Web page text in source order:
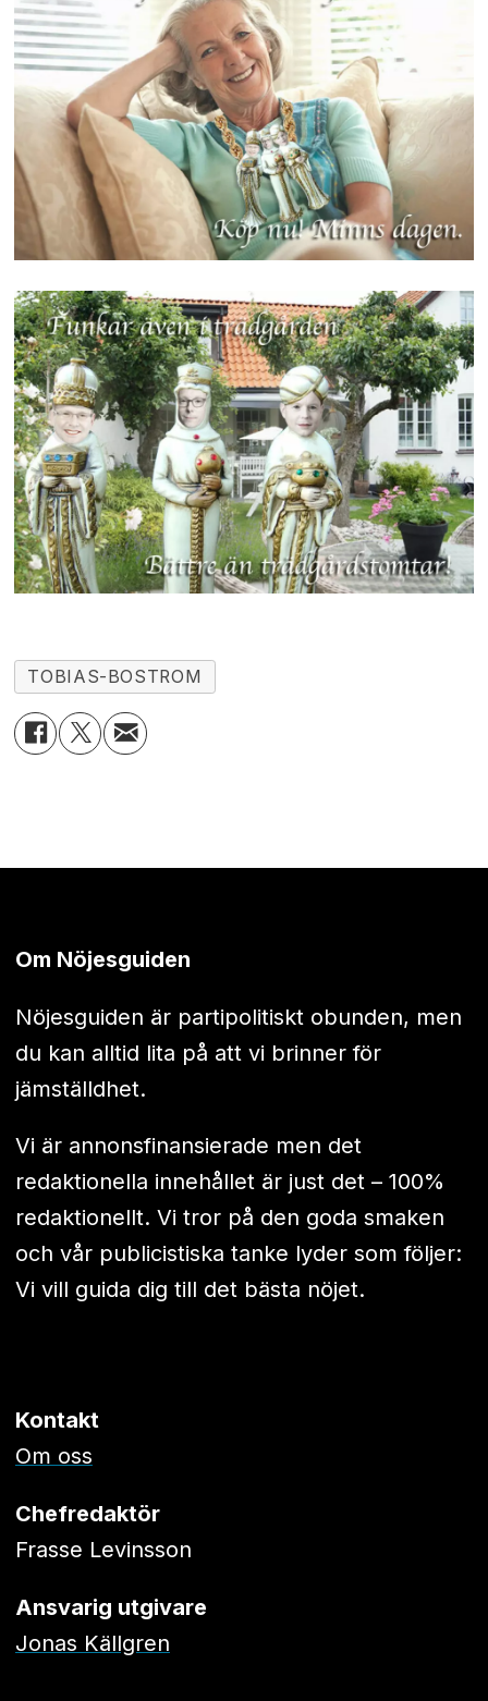
TOBIAS-BOSTROM
Om Nöjesguiden
Nöjesguiden är partipolitiskt obunden, men
du kan alltid lita på att vi brinner för
jämställdhet.
Vi är annonsfinansierade men det
redaktionella innehållet är just det – 100%
redaktionellt. Vi tror på den goda smaken
och vår publicistiska tanke lyder som följer:
Vi vill guida dig till det bästa nöjet.
Kontakt
Om oss
Chefredaktör
Frasse Levinsson
Ansvarig utgivare
Jonas Källgren